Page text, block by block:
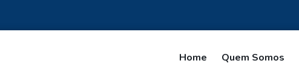
Home Quem Somos